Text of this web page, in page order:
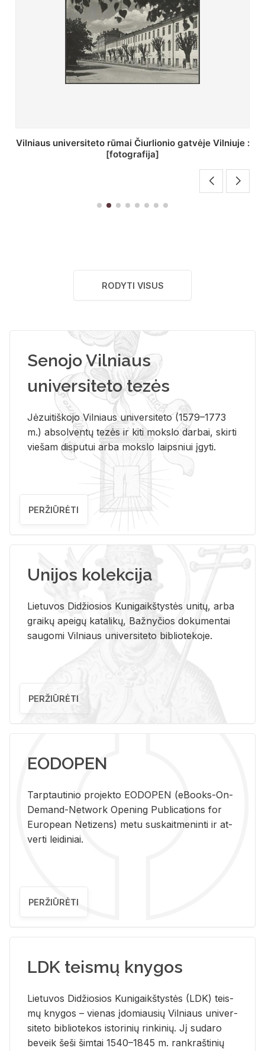
St. Batoro universiteto J. Pilsudskio kolegija :
[fotografija]
RODYTI VISUS
Senojo Vilniaus
universiteto tezės
Jėzuitiškojo Vilniaus universiteto (1579–1773
m.) absolventų tezės ir kiti mokslo darbai, skirti
viešam disputui arba mokslo laipsniui įgyti.
PERŽIŪRĖTI
Unijos kolekcija
Lietuvos Didžiosios Kunigaikštystės unitų, arba
graikų apeigų katalikų, Bažnyčios dokumentai
saugomi Vilniaus universiteto bibliotekoje.
PERŽIŪRĖTI
EODOPEN
Tarp­tau­ti­nio pro­jek­to EO­DO­PEN (eBo­oks-On-
De­mand-Ne­twork Ope­ning Pub­li­ca­tions for
Eu­ro­pe­an Ne­ti­zens) metu su­skait­me­nin­ti ir at­
ver­ti lei­di­niai.
PERŽIŪRĖTI
LDK teismų knygos
Lie­tu­vos Di­džio­sios Ku­ni­gaikš­tys­tės (LDK) teis­
mų kny­gos – vie­nas įdo­miau­sių Vil­niaus uni­ver­
si­te­to bi­b­lio­te­kos is­to­ri­nių rin­ki­nių. Jį su­da­ro
be­veik šeši šim­tai 1540–1845 m. rank­raš­ti­nių